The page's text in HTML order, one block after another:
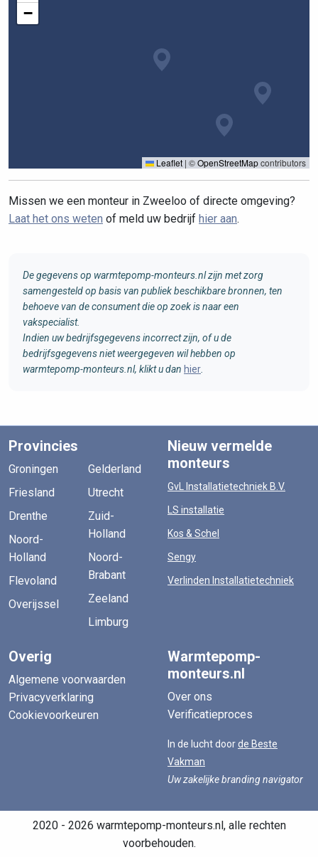
−
Leaflet | ©OpenStreetMapcontributors
Missen we een monteur in Zweeloo of directe omgeving?
Laat het ons weten of meld uw bedrijf hier aan.
De gegevens op warmtepomp-monteurs.nl zijn met zorg
samengesteld op basis van publiek beschikbare bronnen, ten
behoeve van de consument die op zoek is naar een
vakspecialist.
Indien uw bedrijfsgegevens incorrect zijn, of u de
bedrijfsgegevens niet weergegeven wil hebben op
warmtepomp-monteurs.nl, klikt u dan hier
Provincies
Groningen
Friesland
Drenthe
Noord-
Holland
Flevoland
Overijssel
Gelderland
Utrecht
Zuid-
Holland
Noord-
Brabant
Zeeland
Limburg
Nieuw vermelde
monteurs
GvL Installatietechniek B.V.
LS installatie
Kos & Schel
Sengy
Verlinden Installatietechniek
Overig
Algemene voorwaarden
Privacyverklaring
Cookievoorkeuren
Warmtepomp-
monteurs.nl
Over ons
Verificatieproces
In de lucht doorde Beste
Vakman
Uw zakelijke branding navigator
2020 - 2026 warmtepomp-monteurs.nl, alle rechten
voorbehouden.